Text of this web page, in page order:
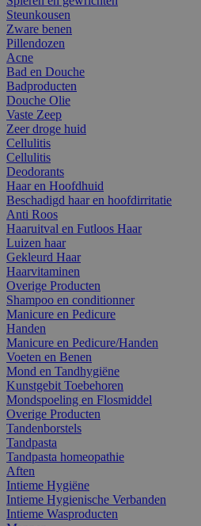
Steunkousen
Zware benen
Pillendozen
Acne
Bad en Douche
Badproducten
Douche Olie
Vaste Zeep
Zeer droge huid
Cellulitis
Cellulitis
Deodorants
Haar en Hoofdhuid
Beschadigd haar en hoofdirritatie
Anti Roos
Haaruitval en Futloos Haar
Luizen haar
Gekleurd Haar
Haarvitaminen
Overige Producten
Shampoo en conditionner
Manicure en Pedicure
Handen
Manicure en Pedicure/Handen
Voeten en Benen
Mond en Tandhygiëne
Kunstgebit Toebehoren
Mondspoeling en Flosmiddel
Overige Producten
Tandenborstels
Tandpasta
Tandpasta homeopathie
Aften
Intieme Hygiëne
Intieme Hygienische Verbanden
Intieme Wasproducten